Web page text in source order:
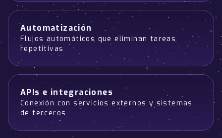
Automatización
Flujos automáticos que eliminan tareas
repetitivas
APIs e integraciones
Conexión con servicios externos y sistemas
de terceros